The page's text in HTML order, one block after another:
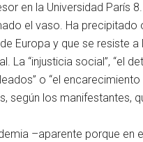
en la Universidad París
el vaso. Ha
Europa y que se resiste
La “injusticia social”, “el
o “el
según los manifestantes,
–aparente porque en